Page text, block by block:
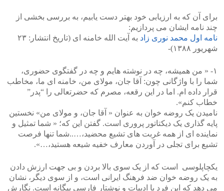
برای آن که به ارزیابی خود بهتر دست یابیم، به بررسی بخشی از
چند نامه ایشان می پردازیم:
نامه اول محمد نوری زاد
به آیت الله خامنه ای (تاریخ انتشار: ۲۳
شهریور ۱۳۸۸)‪-‬
۱- « من همیشه، چه در نوشته هایم و چه در گفتگوی حضوری،
شما را با واژگانی چون: آقا جان، مولای من، خامنه ای ما، مخاطب
قرار داده ام. اما در این رقعه، مصرم که حضرتعالی را “پدر”
خطاب کنم».
نامیدن یک روضه خوان به عنوان « آقا جان، و مولای من» نخستین
پایه گذاری یک دیکتاتور پروری است. گفتن این که؛ « شما تمثیل و
نماینده ای از همه غربت های تشیع محضید،…..شما تنها فرصت
تشیع برای تجلی در آوردن معارف خفیه شیعه هستید،…».
یکچاپلوسی است که از یک سوی بالا بردن و بی جهت ارزش دادن
به یک روضه خوان ضد فرهنگ ایرانی است، و از سوی دیگر، نشان
می دهد که این فرد با ادبیات و نوشتار فارسی بیگانه است. نگارش